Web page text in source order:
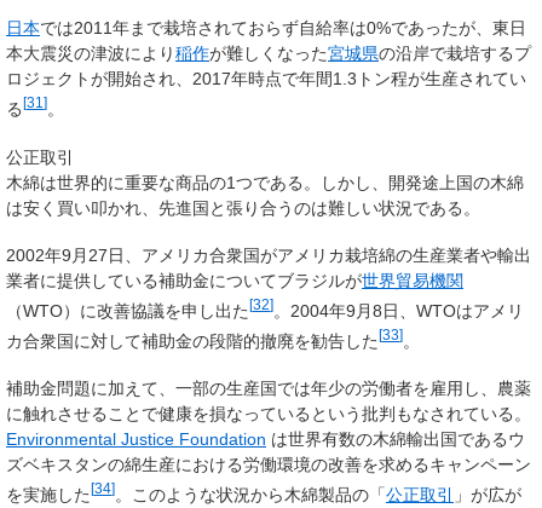
日本では2011年まで栽培されておらず自給率は0%であったが、東日
本大震災の津波により稲作が難しくなった宮城県の沿岸で栽培するプ
ロジェクトが開始され、2017年時点で年間1.3トン程が生産されてい
る [31 ] 。
公正取引
木綿は世界的に重要な商品の1つである。しかし、開発途上国の木綿
は安く買い叩かれ、先進国と張り合うのは難しい状況である。
2002年9月27日、アメリカ合衆国がアメリカ栽培綿の生産業者や輸出
業者に提供している補助金についてブラジルが世界貿易機関
（WTO）に改善協議を申し出た [32] 。2004年9月8日、WTOはアメリ
カ合衆国に対して補助金の段階的撤廃を勧告した[33]。
補助金問題に加えて、一部の生産国では年少の労働者を雇用し、農薬
に触れさせることで健康を損なっているという批判もなされている。
Environmental Justice Foundation は世界有数の木綿輸出国であるウ
ズベキスタンの綿生産における労働環境の改善を求めるキャンペーン
を実施した [34] 。このような状況から木綿製品の「公正取引
」が広が